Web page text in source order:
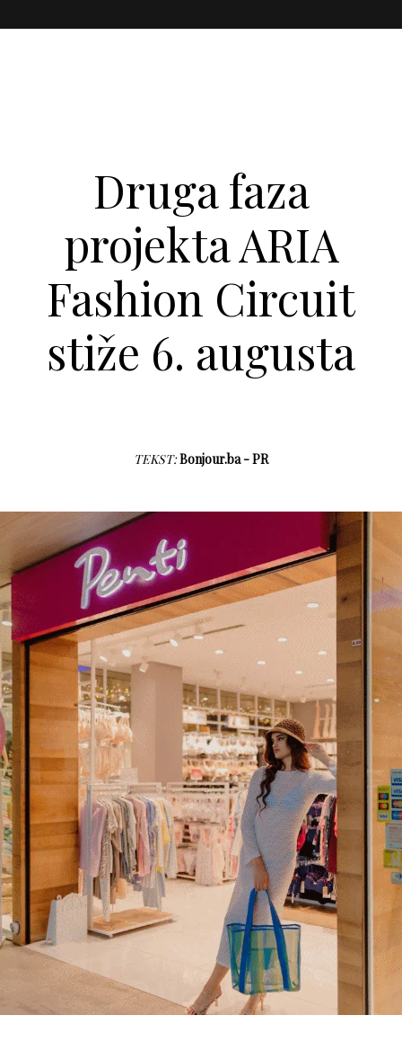
Druga faza
projekta ARIA
Fashion Circuit
stiže 6. augusta
TEKST:Bonjour.ba - PR